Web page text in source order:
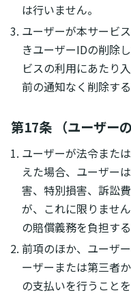
は行いません。
ユーザーが本サービ
きユーザーIDの削除
ビスの利用にあたり
前の通知なく削除す
第17条 （ユーザー
ユーザーが法令また
えた場合、ユーザー
害、特別損害、訴訟
が、これに限りませ
の賠償義務を負担する
前項のほか、ユーザ
ーザーまたは第三者
の支払いを行うこと